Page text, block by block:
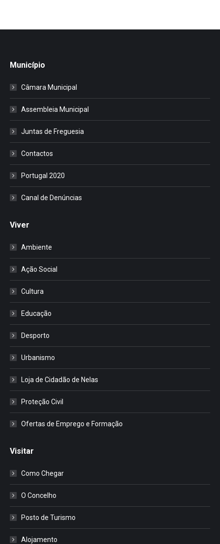
Município
Câmara Municipal
Assembleia Municipal
Juntas de Freguesia
Contactos
Portugal 2020
Canal de Denúncias
Viver
Ambiente
Ação Social
Cultura
Educação
Desporto
Urbanismo
Loja de Cidadão de Nelas
Proteção Civil
Ofertas de Emprego e Formação
Visitar
Como Chegar
O Concelho
Posto de Turismo
Alojamento